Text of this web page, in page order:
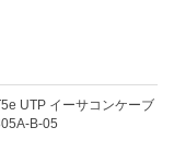
UTP イーサコンケーブ
B-05